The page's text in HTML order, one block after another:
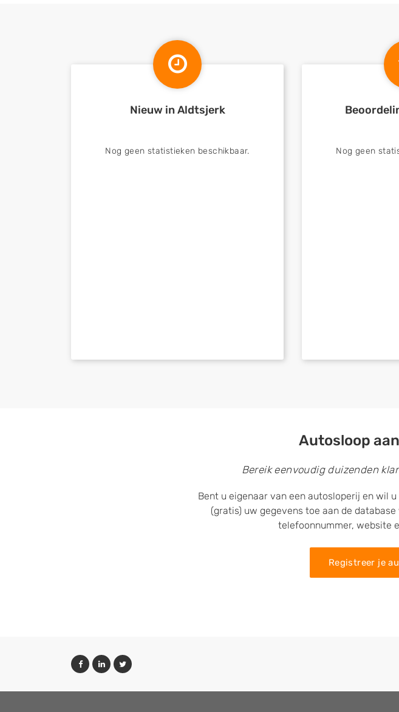
Nieuw in Aldtsjerk
Nog geen statistieken beschikbaar. Nog geen
Autosloop
Bereik eenvoudig duizenden
Bent u eigenaar van een autosloperij en wil
(gratis) uw gegevens toe aan de
telefoonnummer, website
Registreer je